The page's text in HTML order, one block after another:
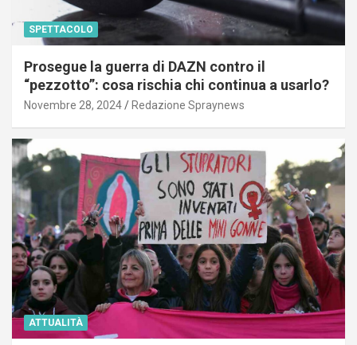
SPETTACOLO
Prosegue la guerra di DAZN contro il
“pezzotto”: cosa rischia chi continua a usarlo?
Novembre 28, 2024 Redazione Spraynews
ATTUALITÀ